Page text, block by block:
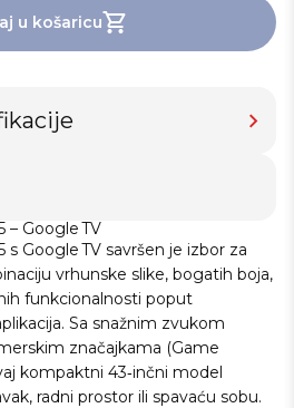
u košaricu
– Google TV
s Google TV savršen je izbor za
vrhunske slike, bogatih boja,
funkcionalnosti poput
Sa snažnim zvukom
značajkama (Game
kompaktni 43‑inčni model
radni prostor ili spavaću sobu.